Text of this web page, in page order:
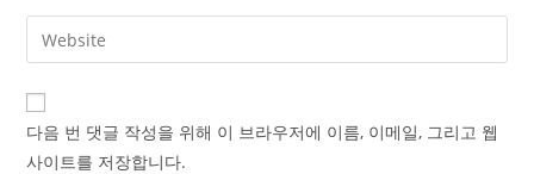
comment
email
address
comment
Enter
your
website
URL
(optional)
다음 번 댓글 작성을 위해 이 브라우저에 이름, 이메일, 그리고 웹
사이트를 저장합니다.